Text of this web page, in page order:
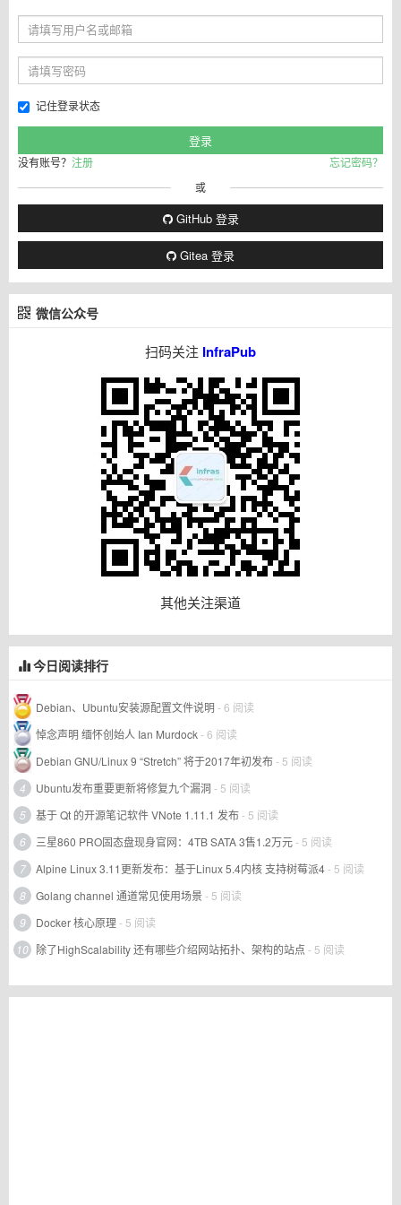
记住登录状态
没有账号？ 注册
忘记密码？
或
GitHub 登录
Gitea 登录
微信公众号
扫码关注 InfraPub
其他关注渠道
今日阅读排行
Debian、Ubuntu安装源配置文件说明 - 6 阅读
悼念声明 缅怀创始人 Ian Murdock- 6 阅读
Debian GNU/Linux 9 “Stretch” 将于2017年初发布- 5 阅读
4
Ubuntu发布重要更新将修复九个漏洞 - 5 阅读
5
基于 Qt 的开源笔记软件 VNote 1.11.1 发布- 5 阅读
6
三星860 PRO固态盘现身官网：4TB SATA 3售1.2万元- 5 阅读
7
Alpine Linux 3.11更新发布：基于Linux 5.4内核 支持树莓派4- 5 阅读
8
Golang channel 通道常见使用场景- 5 阅读
9
Docker 核心原理- 5 阅读
10 除了HighScalability 还有哪些介绍网站拓扑、架构的站点 - 5 阅读